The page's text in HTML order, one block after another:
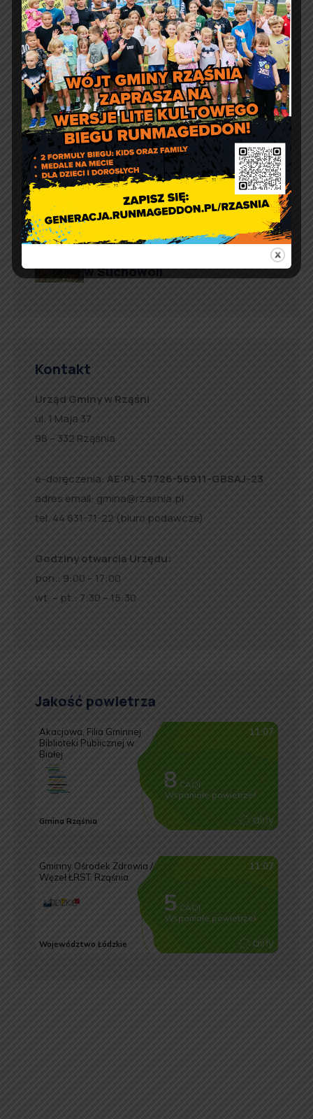
Aktualności
Marcin Kazuba Comment off
Sportowy weekend z Czarnymi
Rząśnia
Agnieszka Wiśniewska Comment off
Prośba o szanowanie i
prawidłowe użycie
defibrylatorów AED
Artur Ruka Comment off
w Suchowoli
Kontakt
Urząd Gminy w Rząśni
ul. 1 Maja 37
98 – 332 Rząśnia
e-doręczenia: AE:PL-57726-56911-GBSAJ-23
adres email: gmina@rzasnia.pl
tel. 44 631-71-22 (biuro podawcze)
Godziny otwarcia Urzędu:
pon.: 9:00 – 17:00
wt. – pt.: 7:30 – 15:30
Jakość powietrza